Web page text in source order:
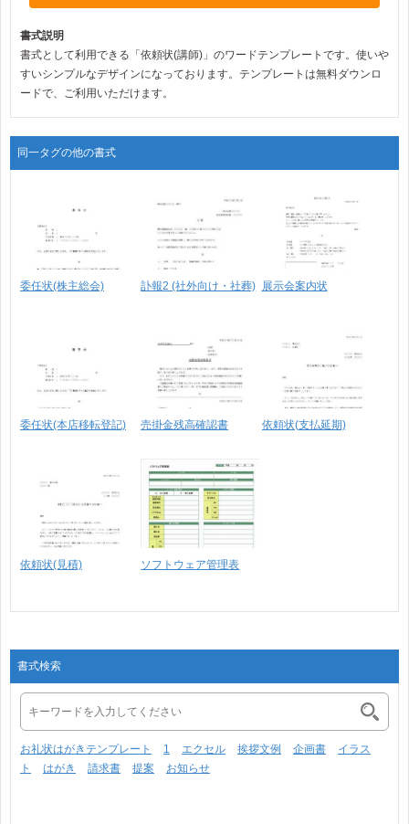
書式説明
書式として利用できる「依頼状(講師)」のワードテンプレートです。使いや
すいシンプルなデザインになっております。テンプレートは無料ダウンロ
ードで、ご利用いただけます。
同一タグの他の書式
委任状(株主総会) 訃報2 (社外向け・社葬) 展示会案内状
委任状(本店移転登記) 売掛金残高確認書 依頼状(支払延期)
依頼状(見積) ソフトウェア管理表
書式検索
お礼状はがきテンプレート 1 エクセル 挨拶文例 企画書
イラス
ト
はがき 請求書 提案 お知らせ